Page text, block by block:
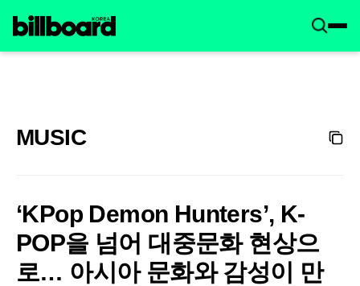
MUSIC
‘KPop Demon Hunters’, K-
POP을 넘어 대중문화 현상으
로… 아시아 문화와 감성이 만